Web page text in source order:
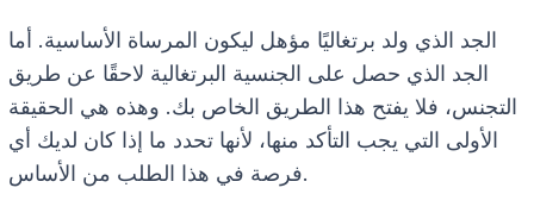
الجد الذي ولد برتغاليًا مؤهل ليكون المرساة الأساسية. أما
الجد الذي حصل على الجنسية البرتغالية لاحقًا عن طريق
التجنس، فلا يفتح هذا الطريق الخاص بك. وهذه هي الحقيقة
الأولى التي يجب التأكد منها، لأنها تحدد ما إذا كان لديك أي
فرصة في هذا الطلب من الأساس.